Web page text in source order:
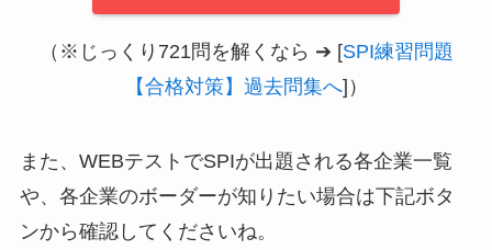
（※じっくり721問を解くなら ➔ [SPI練習問題
【合格対策】過去問集へ]）
また、WEBテストでSPIが出題される各企業一覧
や、各企業のボーダーが知りたい場合は下記ボタ
ンから確認してくださいね。